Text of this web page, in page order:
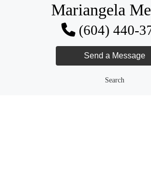
Mariangela
(604) 440-
Search